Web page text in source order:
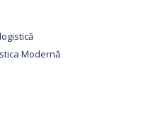
Modernă